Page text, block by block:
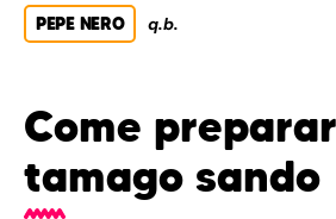
PEPE NERO q.b.
Come
tamago sando